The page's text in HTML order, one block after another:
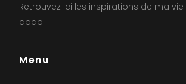
Retrouvez ici les inspirations de ma
dodo !
Menu